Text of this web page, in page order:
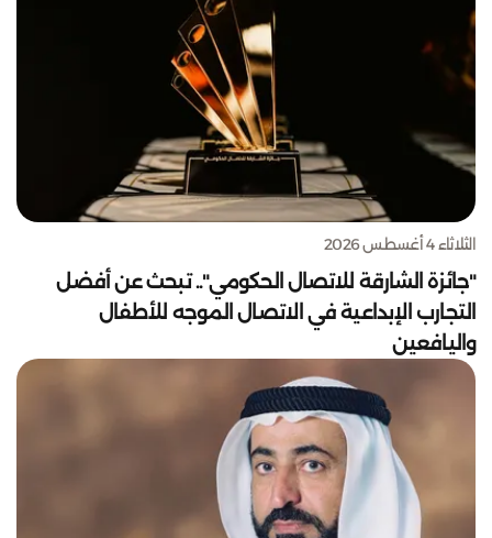
الثلاثاء 4 أغسطس 2026
"جائزة الشارقة للاتصال الحكومي".. تبحث عن أفضل
التجارب الإبداعية في الاتصال الموجه للأطفال
واليافعين